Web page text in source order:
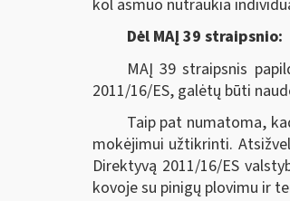
kol asmuo nutraukia
Dėl MAĮ 39 straipsnio:
MAĮ 39 straipsnis
2011/16/ES, galėtų būti
Taip pat numatoma,
mokėjimui užtikrinti.
Direktyvą 2011/16/ES
kovoje su pinigų plovimu ir